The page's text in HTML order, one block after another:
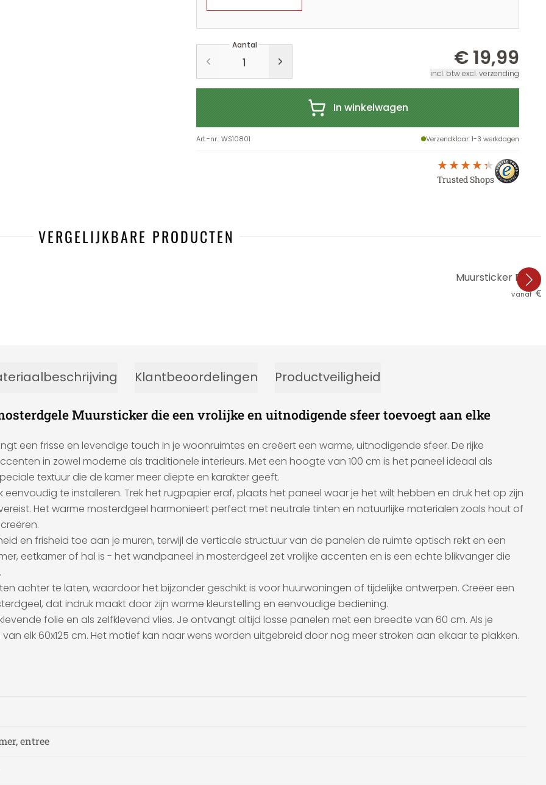
Aantal
€ 19,99
incl. btw excl. verzending
In winkelwagen
Art.-nr.:WS10801 Verzendklaar: 1-3 werkdagen
Trusted Shops
VERGELIJKBARE PRODUCTEN
Muursticker
vanaf €
Klantbeoordelingen Productveiligheid
Muursticker die een vrolijke en uitnodigende sfeer toevoegt aan elke
een frisse en levendige touch in je woonruimtes en creëert een warme, uitnodigende sfeer. De rijke
in zowel moderne als traditionele interieurs. Met een hoogte van 100 cm is het paneel ideaal als
textuur die de kamer meer diepte en karakter geeft.
te installeren. Trek het rugpapier eraf, plaats het paneel waar je het wilt hebben en druk het op zijn
Het warme mosterdgeel harmonieert perfect met neutrale tinten en natuurlijke materialen zoals hout of
en frisheid toe aan je muren, terwijl de verticale structuur van de panelen de ruimte optisch rekt en een
eetkamer of hal is - het wandpaneel in mosterdgeel zet vrolijke accenten en is een echte blikvanger die
achter te laten, waardoor het bijzonder geschikt is voor huurwoningen of tijdelijke ontwerpen. Creëer een
dat indruk maakt door zijn warme kleurstelling en eenvoudige bediening.
folie en als zelfklevend vlies. Je ontvangt altijd losse panelen met een breedte van 60 cm. Als je
elk 60x125 cm. Het motief kan naar wens worden uitgebreid door nog meer stroken aan elkaar te plakken.
entree